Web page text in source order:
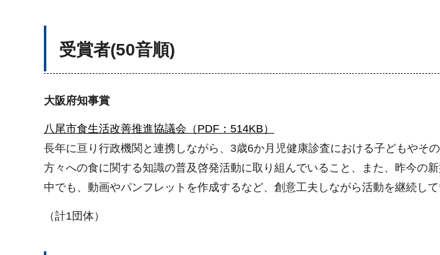
受賞者(50音順)
大阪府知事賞
八尾市食生活改善推進協議会（PDF：514KB）
長年に亘り行政機関と連携しながら、3歳6か月児健康診査における子どもやそ
方々への食に関する知識の普及啓発活動に取り組んでいること、また、昨今の
中でも、動画やパンフレットを作成するなど、創意工夫しながら活動を継続し
（計1団体）